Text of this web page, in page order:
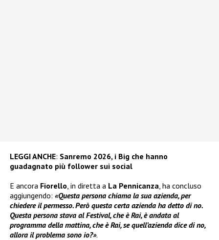
LEGGI ANCHE: Sanremo 2026, i Big che hanno
guadagnato più follower sui social
E ancora Fiorello , in diretta a La Pennicanza , ha concluso
aggiungendo: «Questa persona chiama la sua azienda, per
chiedere il permesso. Però questa certa azienda ha detto di no.
Questa persona stava al Festival, che è Rai, è andata al
programma della mattina, che è Rai, se quell’azienda dice di no,
allora il problema sono io?».